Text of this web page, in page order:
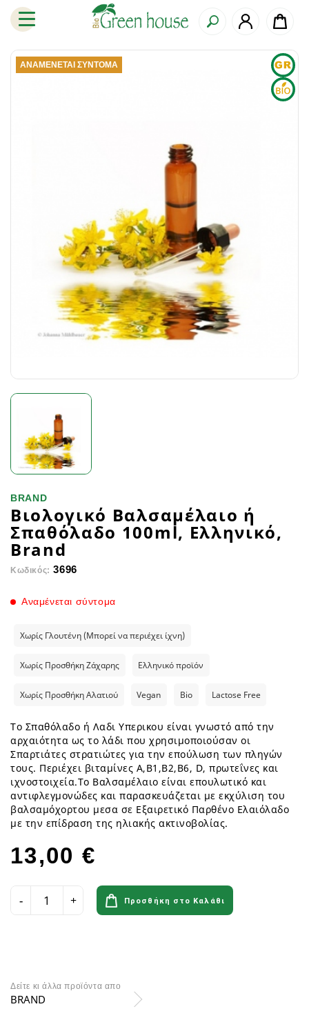
ΑΝΑΜΈΝΕΤΑΙ ΣΎΝΤΟΜΑ
BRAND
Βιολογικό Βαλσαμέλαιο ή
Σπαθόλαδο 100ml, Ελληνικό,
Brand
Κωδικός: 3696
Αναμένεται σύντομα
Χωρίς Γλουτένη (Μπορεί να περιέχει ίχνη)
Χωρίς Προσθήκη Ζάχαρης Ελληνικό προϊόν
Χωρίς Προσθήκη Αλατιού Vegan Bio Lactose Free
Το Σπαθόλαδο ή Λαδι Υπερικου είναι γνωστό από την
αρχαιότητα ως το λάδι που χρησιμοποιούσαν οι
Σπαρτιάτες στρατιώτες για την επούλωση των πληγών
τους. Περιέχει βιταμίνες Α,Β1,Β2,Β6, D, πρωτεΐνες και
ιχνοστοιχεία.Το Βαλσαμέλαιο είναι επουλωτικό και
αντιφλεγμονώδες και παρασκευάζεται με εκχύλιση του
βαλσαμόχορτου μεσα σε Εξαιρετικό Παρθένο Ελαιόλαδο
με την επίδραση της ηλιακής ακτινοβολίας.
13,00 €
Προσθήκη στο Καλάθι
Δείτε κι άλλα προϊόντα απο
BRAND